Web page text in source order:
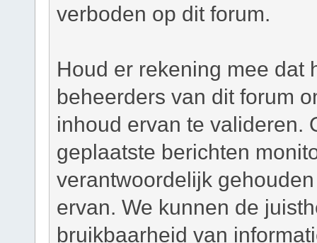
verboden op dit forum.
Houd er rekening mee dat
beheerders van dit forum
inhoud ervan te valideren.
geplaatste berichten
verantwoordelijk
ervan. We kunnen de
bruikbaarheid van